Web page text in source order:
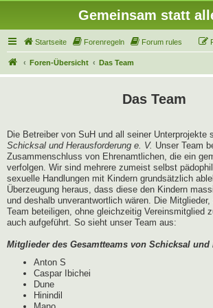
Gemeinsam statt
Startseite Forenregeln Forum rules
Foren-Übersicht Das Team
Das Team
Die Betreiber von SuH und all seiner Unterprojekte
Schicksal und Herausforderung e. V. Unser Team
Zusammenschluss von Ehrenamtlichen, die ein
verfolgen. Wir sind mehrere zumeist selbst
sexuelle Handlungen mit Kindern grundsätzlich
Überzeugung heraus, dass diese den Kindern
und deshalb unverantwortlich wären. Die
Team beteiligen, ohne gleichzeitig Vereinsmitglied
auch aufgeführt. So sieht unser Team aus:
Mitglieder des Gesamtteams von Schicksal und
Anton S
Caspar Ibichei
Dune
Hinindil